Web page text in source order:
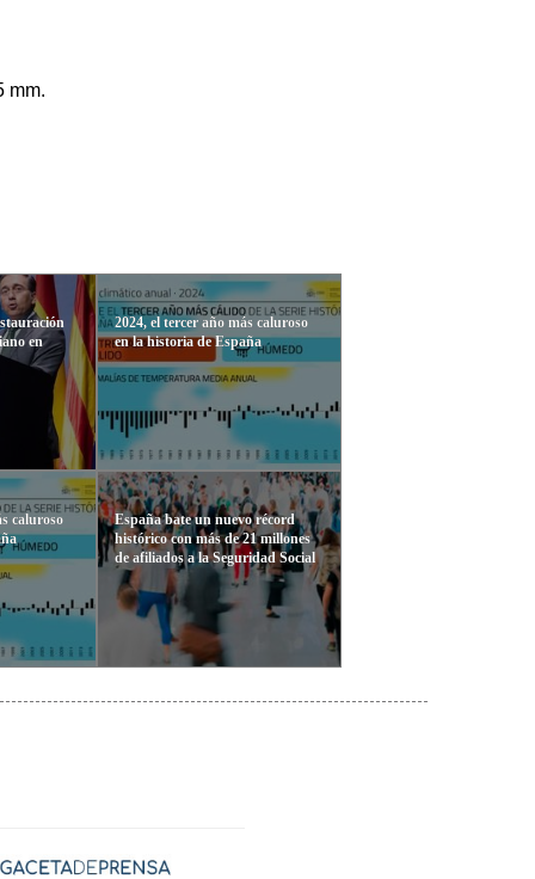
mm.
en
caluroso
2024, el tercer año más caluroso
en la historia de España
España bate un nuevo récord
histórico con más de 21 millones
de afiliados a la Seguridad Social